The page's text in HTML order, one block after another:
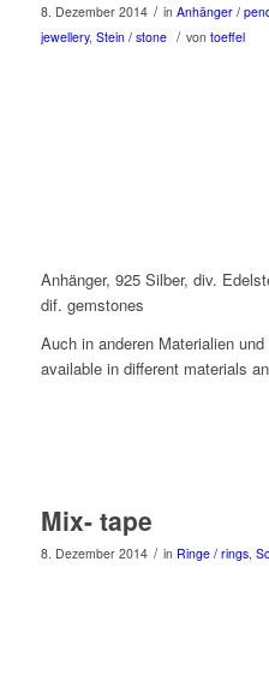
8. Dezember 2014 / in Anhänger /
jewellery, Stein / stone / von toeffel
Anhänger, 925 Silber, div.
dif. gemstones
Auch in anderen Materialien
available in different materials
Mix- tape
8. Dezember 2014 / in Ringe / rings,